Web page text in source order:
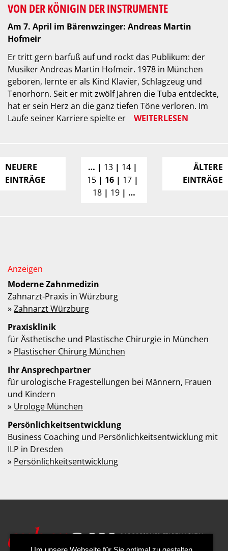
VON DER KÖNIGIN DER INSTRUMENTE
Am 7. April im Bärenwzinger: Andreas Martin
Hofmeir
Er tritt gern barfuß auf und rockt das Publikum: der
Musiker Andreas Martin Hofmeir. 1978 in München
geboren, lernte er als Kind Klavier, Schlagzeug und
Tenorhorn. Seit er mit zwölf Jahren die Tuba entdeckte,
hat er sein Herz an die ganz tiefen Töne verloren. Im
Laufe seiner Karriere spielte er
WEITERLESEN
NEUERE
EINTRÄGE
… 13
14
15
16
17
18
19 …
ÄLTERE
EINTRÄGE
Moderne Zahnmedizin
Zahnarzt-Praxis in Würzburg
»Zahnarzt Würzburg
Praxisklinik
für Ästhetische und Plastische Chirurgie in München
» Plastischer Chirurg München
Ihr Ansprechpartner
für urologische Fragestellungen bei Männern, Frauen
und Kindern
» Urologe München
Persönlichkeitsentwicklung
Business Coaching und Persönlichkeitsentwicklung mit
ILP in Dresden
» Persönlichkeitsentwicklung